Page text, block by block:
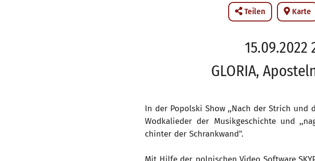
Teilen Karte
15.09.2022
GLORIA,
In der Popolski Show ,,Nach der Strich und
Wodkalieder der Musikgeschichte und
chinter der Schrankwand".